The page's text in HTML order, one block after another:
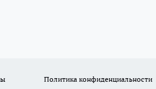
Политика конфиденциальности